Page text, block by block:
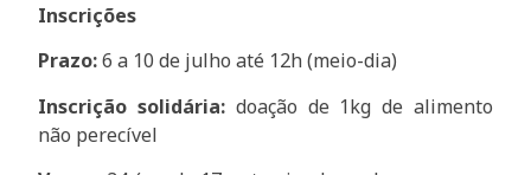
Inscrições
Prazo:6 a 10 de julho até 12h (meio-dia)
Inscrição solidária: doação de 1kg de alimento
não perecível